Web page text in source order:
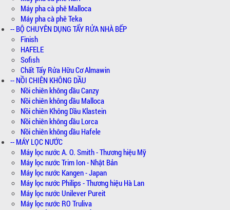
Máy pha cà phê Malloca
Máy pha cà phê Teka
-- BỘ CHUYÊN DỤNG TẨY RỬA NHÀ BẾP
Finish
HAFELE
Sofish
Chất Tẩy Rửa Hữu Cơ Almawin
-- NỒI CHIÊN KHÔNG DẦU
Nồi chiên không dầu Canzy
Nồi chiên không dầu Malloca
Nồi chiên Không Dầu Klastein
Nồi chiên không dầu Lorca
Nồi chiên không dầu Hafele
-- MÁY LỌC NƯỚC
Máy lọc nước A. O. Smith - Thương hiệu Mỹ
Máy lọc nước Trim Ion - Nhật Bản
Máy lọc nước Kangen - Japan
Máy lọc nước Philips - Thương hiệu Hà Lan
Máy lọc nước Unilever Pureit
Máy lọc nước RO Truliva